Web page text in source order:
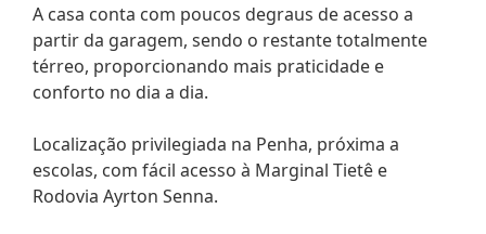
A casa conta com poucos degraus de acesso a
partir da garagem, sendo o restante totalmente
térreo, proporcionando mais praticidade e
conforto no dia a dia.
Localização privilegiada na Penha, próxima a
escolas, com fácil acesso à Marginal Tietê e
Rodovia Ayrton Senna.